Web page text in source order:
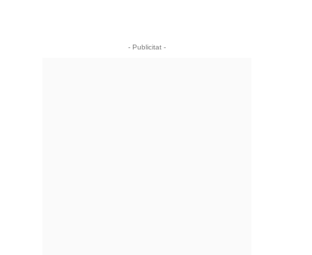
- Publicitat -